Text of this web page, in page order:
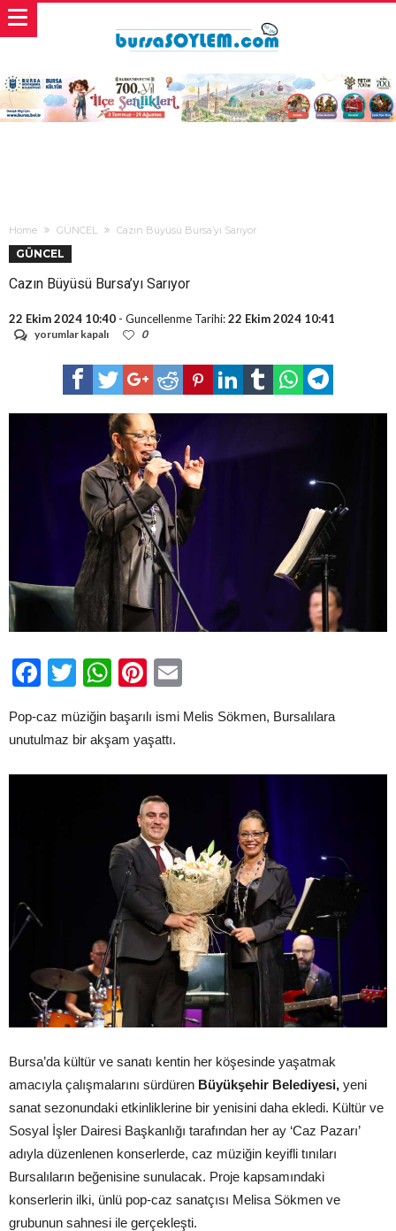
Home GÜNCEL Cazın Büyüsü Bursa’yı Sarıyor
GÜNCEL
Cazın Büyüsü Bursa’yı Sarıyor
22 Ekim 2024 10:40 - Guncellenme Tarihi:22 Ekim 2024 10:41
Cazın
Bursa’yı
yorumlar kapalı 0
Facebook
TwitterWhatsApp
Pinterest
Pop-caz müziğin başarılı ismi Melis Sökmen, Bursalılara
unutulmaz bir akşam yaşattı.
Bursa’da kültür ve sanatı kentin her köşesinde yaşatmak
amacıyla çalışmalarını sürdüren Büyükşehir Belediyesi, yeni
sanat sezonundaki etkinliklerine bir yenisini daha ekledi. Kültür ve
Sosyal İşler Dairesi Başkanlığı tarafından her ay ‘Caz Pazarı’
adıyla düzenlenen konserlerde, caz müziğin keyifli tınıları
Bursalıların beğenisine sunulacak. Proje kapsamındaki
konserlerin ilki, ünlü pop-caz sanatçısı Melisa Sökmen ve
grubunun sahnesi ile gerçekleşti.